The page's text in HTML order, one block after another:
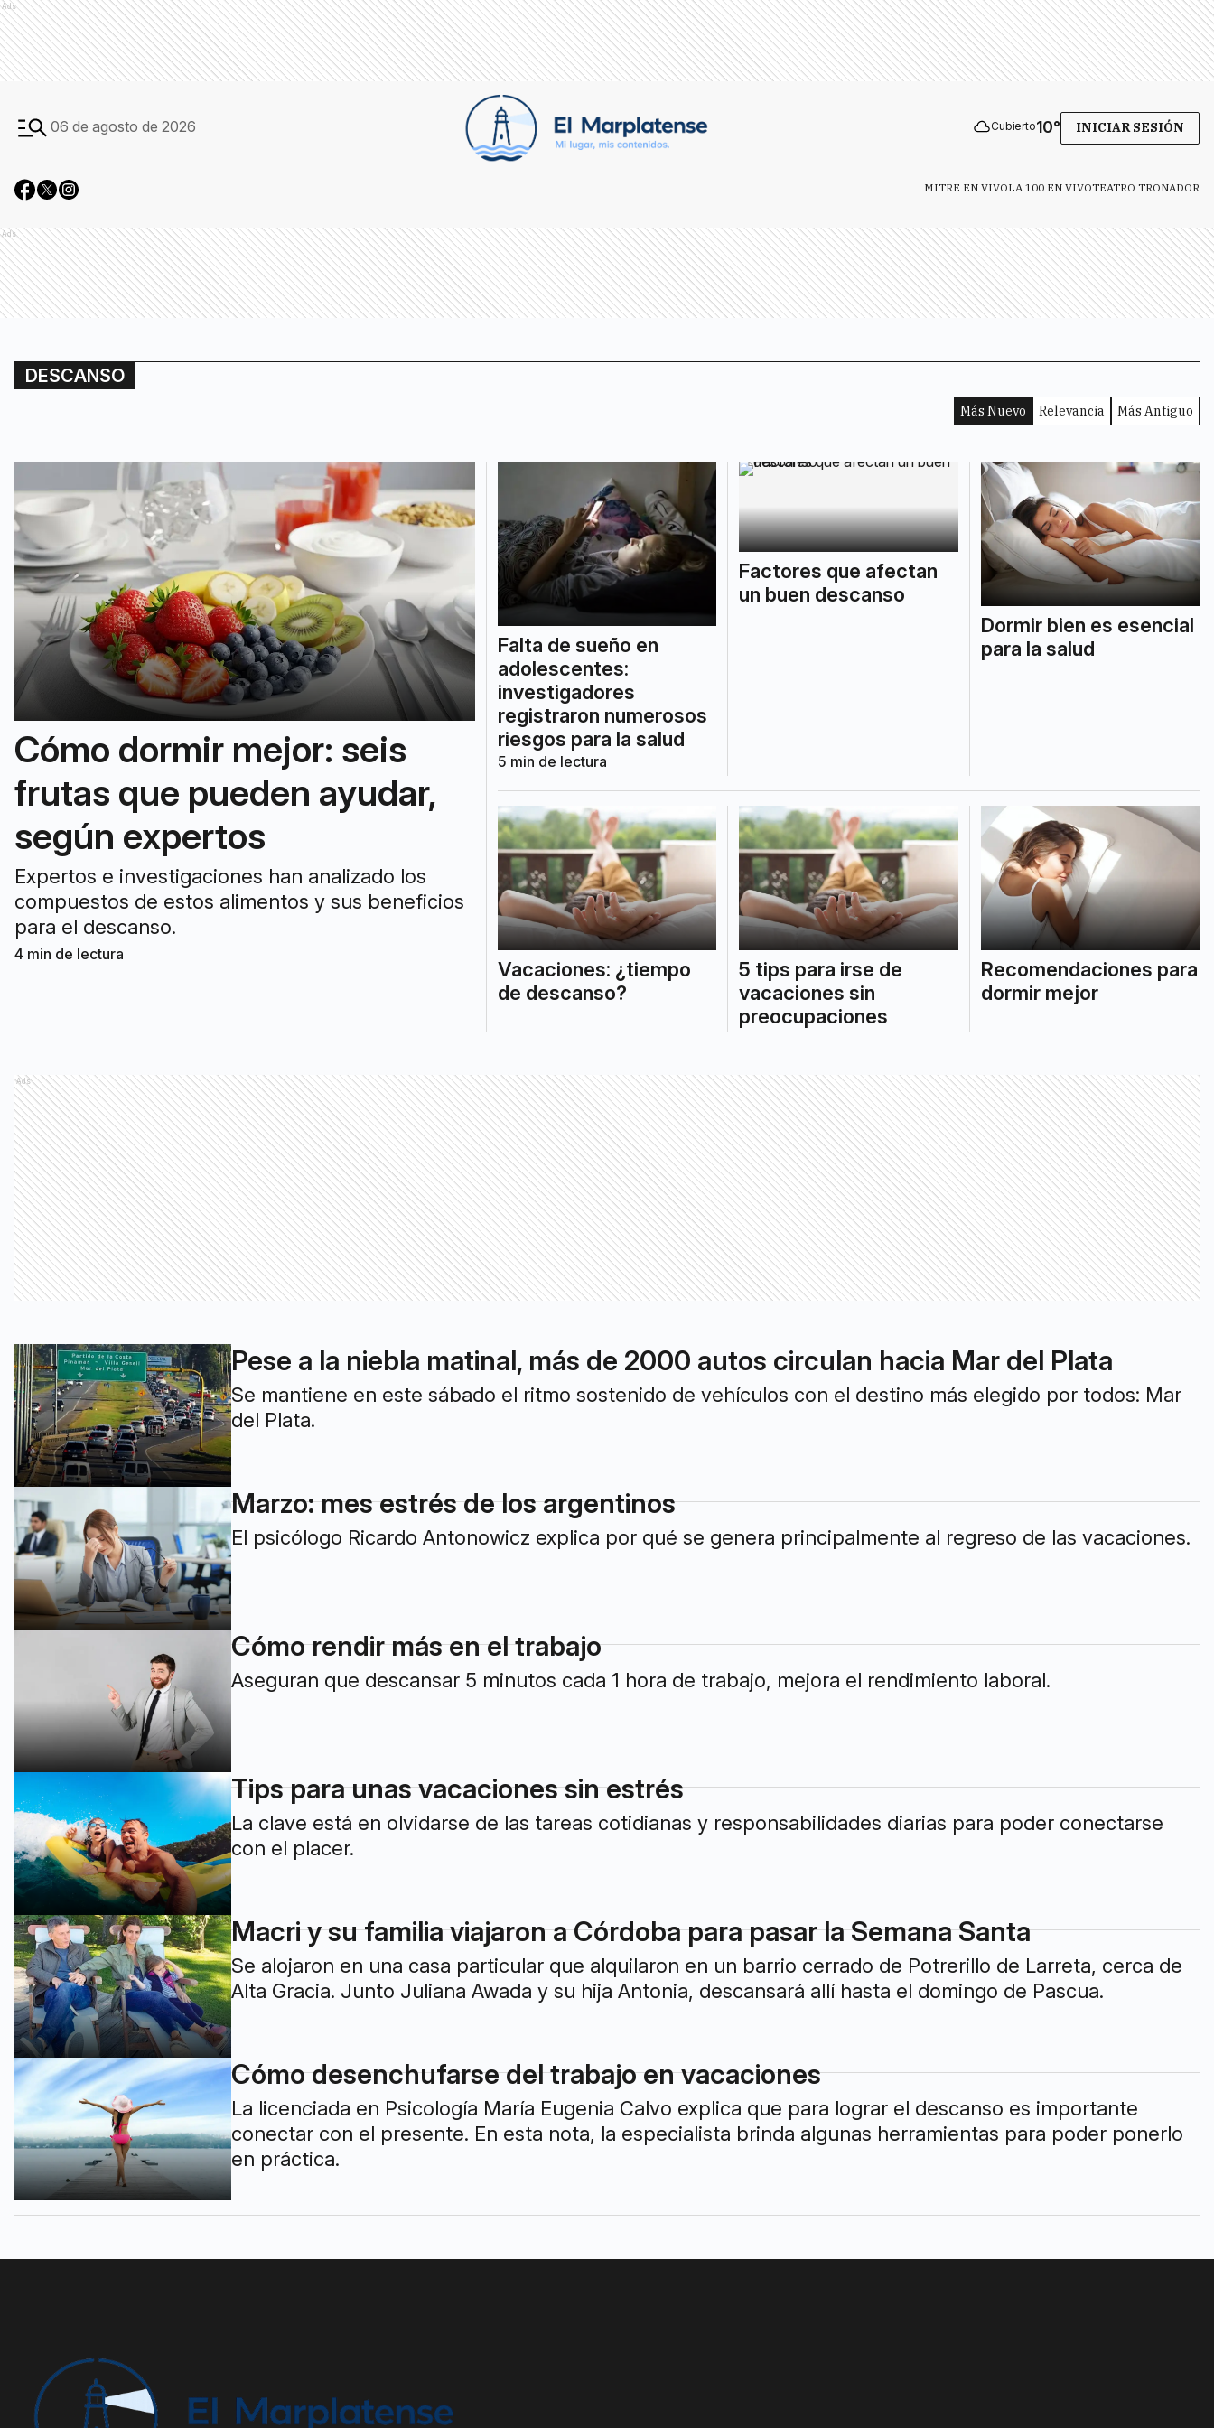
Ads
06 de agosto de 2026 Cubierto10° INICIAR SESIÓN
MITRE EN VIVOLA 100 EN VIVOTEATRO TRONADOR
Ads
DESCANSO
Más Nuevo Relevancia Más Antiguo
Cómo dormir mejor: seis
frutas que pueden ayudar,
según expertos
Expertos e investigaciones han analizado los
compuestos de estos alimentos y sus beneficios
para el descanso.
4 min de lectura
Falta de sueño en
adolescentes:
investigadores
registraron numerosos
riesgos para la salud
5 min de lectura
Factores que afectan
un buen descanso
Dormir bien es esencial
para la salud
Vacaciones: ¿tiempo
de descanso?
5 tips para irse de
vacaciones sin
preocupaciones
Recomendaciones para
dormir mejor
Ads
Pese a la niebla matinal, más de 2000 autos circulan hacia Mar del Plata
Se mantiene en este sábado el ritmo sostenido de vehículos con el destino más elegido por todos: Mar
del Plata.
Marzo: mes estrés de los argentinos
El psicólogo Ricardo Antonowicz explica por qué se genera principalmente al regreso de las vacaciones.
Cómo rendir más en el trabajo
Aseguran que descansar 5 minutos cada 1 hora de trabajo, mejora el rendimiento laboral.
Tips para unas vacaciones sin estrés
La clave está en olvidarse de las tareas cotidianas y responsabilidades diarias para poder conectarse
con el placer.
Macri y su familia viajaron a Córdoba para pasar la Semana Santa
Se alojaron en una casa particular que alquilaron en un barrio cerrado de Potrerillo de Larreta, cerca de
Alta Gracia. Junto Juliana Awada y su hija Antonia, descansará allí hasta el domingo de Pascua.
Cómo desenchufarse del trabajo en vacaciones
La licenciada en Psicología María Eugenia Calvo explica que para lograr el descanso es importante
conectar con el presente. En esta nota, la especialista brinda algunas herramientas para poder ponerlo
en práctica.